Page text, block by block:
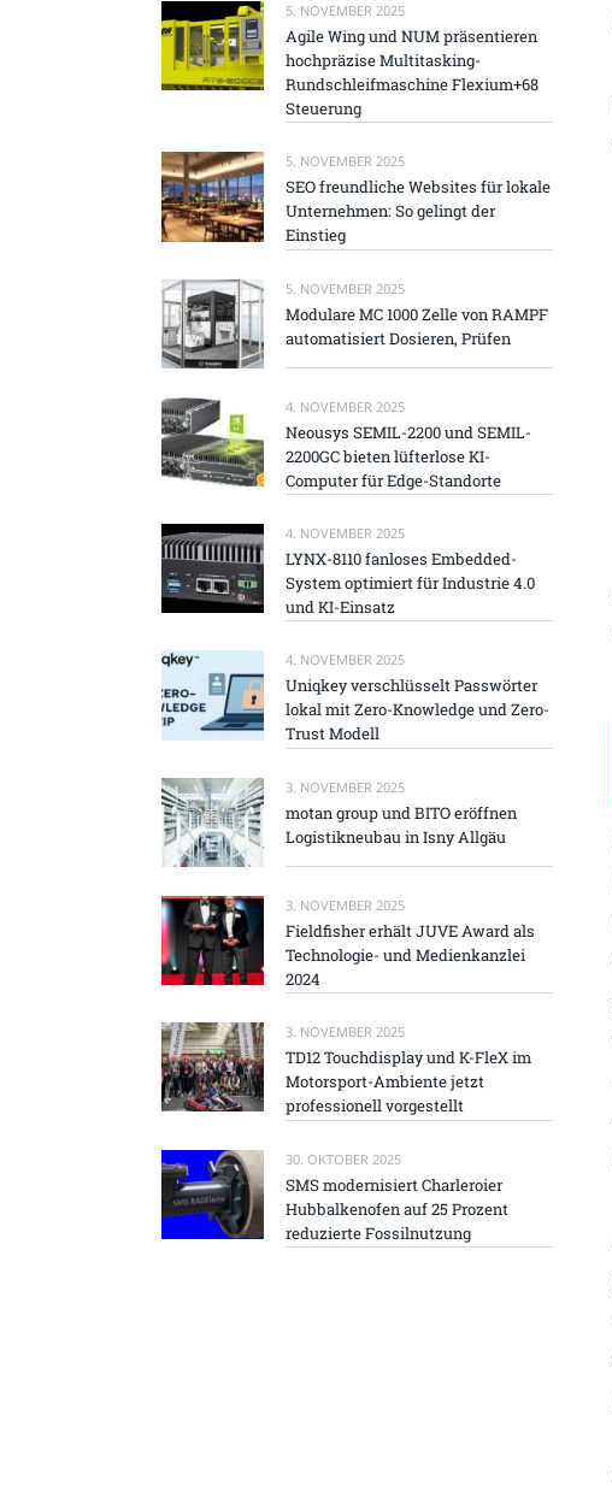
5. NOVEMBER 2025
Agile Wing und NUM präsentieren
hochpräzise Multitasking-
Rundschleifmaschine Flexium+68
Steuerung
5. NOVEMBER 2025
SEO freundliche Websites für lokale
Unternehmen: So gelingt der
Einstieg
5. NOVEMBER 2025
Modulare MC 1000 Zelle von RAMPF
automatisiert Dosieren, Prüfen
4. NOVEMBER 2025
Neousys SEMIL-2200 und SEMIL-
2200GC bieten lüfterlose KI-
Computer für Edge-Standorte
4. NOVEMBER 2025
LYNX-8110 fanloses Embedded-
System optimiert für Industrie 4.0
und KI-Einsatz
4. NOVEMBER 2025
Uniqkey verschlüsselt Passwörter
lokal mit Zero-Knowledge und Zero-
Trust Modell
3. NOVEMBER 2025
motan group und BITO eröffnen
Logistikneubau in Isny Allgäu
3. NOVEMBER 2025
Fieldfisher erhält JUVE Award als
Technologie- und Medienkanzlei
2024
3. NOVEMBER 2025
TD12 Touchdisplay und K-FleX im
Motorsport-Ambiente jetzt
professionell vorgestellt
30. OKTOBER 2025
SMS modernisiert Charleroier
Hubbalkenofen auf 25 Prozent
reduzierte Fossilnutzung